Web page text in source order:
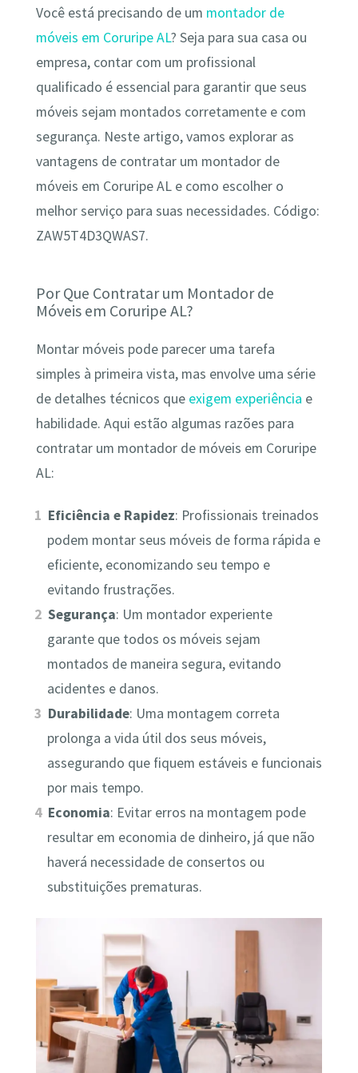
Você está precisando de um montador de
móveis em Coruripe AL? Seja para sua casa ou
empresa, contar com um profissional
qualificado é essencial para garantir que seus
móveis sejam montados corretamente e com
segurança. Neste artigo, vamos explorar as
vantagens de contratar um montador de
móveis em Coruripe AL e como escolher o
melhor serviço para suas necessidades. Código:
ZAW5T4D3QWAS7.
Por Que Contratar um Montador de
Móveis em Coruripe AL?
Montar móveis pode parecer uma tarefa
simples à primeira vista, mas envolve uma série
de detalhes técnicos que exigem experiência e
habilidade. Aqui estão algumas razões para
contratar um montador de móveis em Coruripe
AL:
Eficiência e Rapidez: Profissionais treinados
podem montar seus móveis de forma rápida e
eficiente, economizando seu tempo e
evitando frustrações.
Segurança: Um montador experiente
garante que todos os móveis sejam
montados de maneira segura, evitando
acidentes e danos.
Durabilidade: Uma montagem correta
prolonga a vida útil dos seus móveis,
assegurando que fiquem estáveis e funcionais
por mais tempo.
Economia: Evitar erros na montagem pode
resultar em economia de dinheiro, já que não
haverá necessidade de consertos ou
substituições prematuras.